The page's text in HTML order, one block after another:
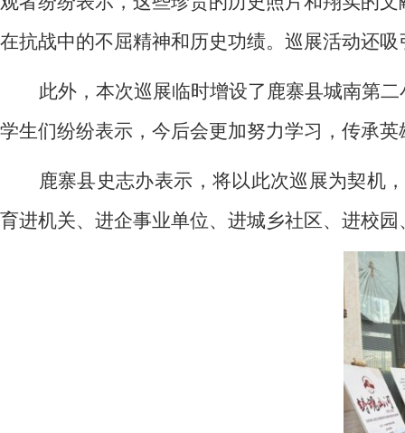
在抗战中的不屈精神和历史功绩。巡展活动还
此外，本次巡展临时增设了鹿寨县城南第
学生们纷纷表示，今后会更加努力学习，传承
鹿寨县史志办表示，将以此次巡展为契机
育进机关、进企事业单位、进城乡社区、进校